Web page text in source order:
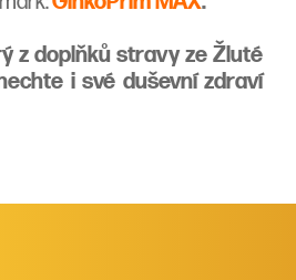
z doplňků stravy ze Žluté
i své duševní zdraví